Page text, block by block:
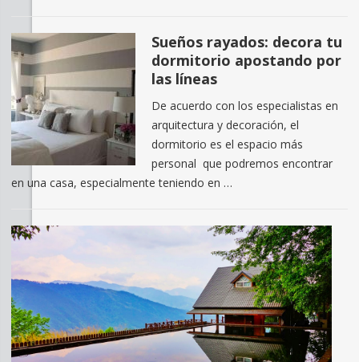
Sueños rayados: decora tu
dormitorio apostando por
las líneas
De acuerdo con los especialistas en
arquitectura y decoración, el
dormitorio es el espacio más
personal que podremos encontrar
en una casa, especialmente teniendo en …